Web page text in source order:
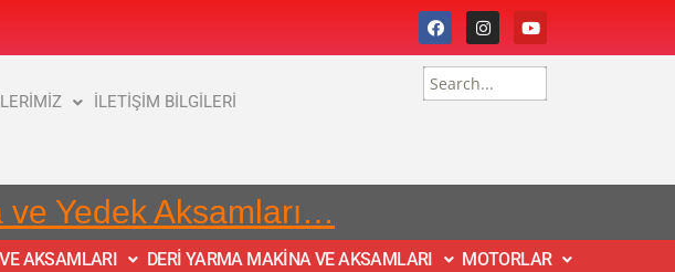
İLETİŞİM BİLGİLERİ
Yedek Aksamları…
AKSAMLARI DERİ YARMA MAKİNA VE AKSAMLARI MOTORLAR